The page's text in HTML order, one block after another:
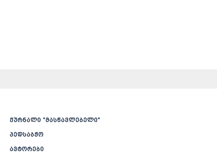
ჟურნალი ”მასწავლებელი”
პედსაბჭო
ავტორები